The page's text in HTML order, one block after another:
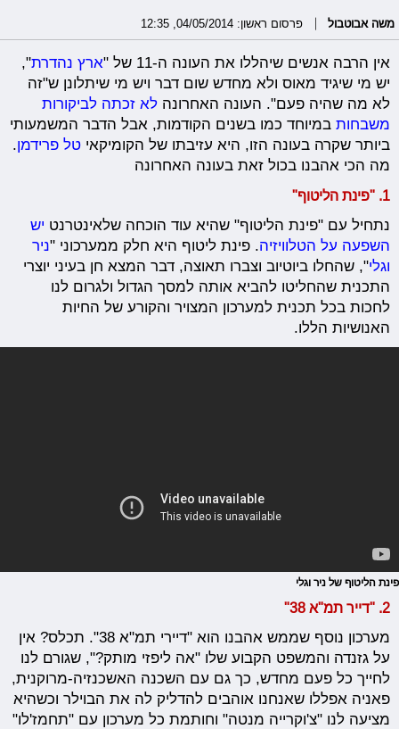
משה אבוטבול פרסום ראשון: 04/05/2014, 12:35
אין הרבה אנשים שיהללו את העונה ה-11 של " ארץ נהדרת",
יש מי שיגיד מאוס ולא מחדש שום דבר ויש מי שיתלונן ש"זה
לא מה שהיה פעם". העונה האחרונהלא זכתה לביקורות
משבחות במיוחד כמו בשנים הקודמות, אבל הדבר המשמעותי
ביותר שקרה בעונה הזו, היא עזיבתו של הקומיקאיטל פרידמן.
מה הכי אהבנו בכול זאת בעונה האחרונה
1. "פינת הליטוף"
נתחיל עם "פינת הליטוף" שהיא עוד הוכחה שלאינטרנט יש
השפעה על הטלוויזיה. פינת ליטוף היא חלק ממערכוני "ניר
וגלי", שהחלו ביוטיוב וצברו תאוצה, דבר המצא חן בעיני יוצרי
התכנית שהחליטו להביא אותה למסך הגדול ולגרום לנו
לחכות בכל תכנית למערכון המצויר והקורע של החיות
האנושיות הללו.
פינת הליטוף של ניר וגלי
2. "דייר תמ"א 38"
מערכון נוסף שממש אהבנו הוא "דיירי תמ"א 38". תכלס? אין
על גזנדה והמשפט הקבוע שלו "אה ליפזי מותק?", שגורם לנו
לחייך כל פעם מחדש, כך גם עם השכנה האשכנזיה-מרוקנית,
פאניה אפללו שאנחנו אוהבים להדליק לה את הבוילר וכשהיא
מציעה לנו "צ'וקרייה מנטה" וחותמת כל מערכון עם "תחמז'לו"